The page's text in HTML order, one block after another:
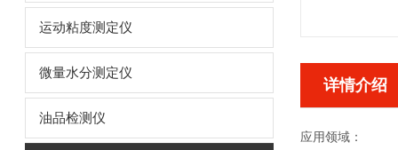
运动粘度测定仪
微量水分测定仪
油品检测仪
详情介绍
应用领域：